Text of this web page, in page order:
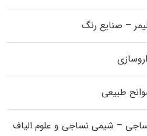
– صنایع رنگ
طبیعی
– شیمی نساجی و علوم الیاف